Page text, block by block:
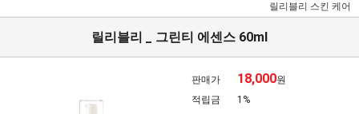
릴리블리 스킨 케어
릴리블리 _ 그린티 에센스 60ml
판매가 18,000원
적립금
1%